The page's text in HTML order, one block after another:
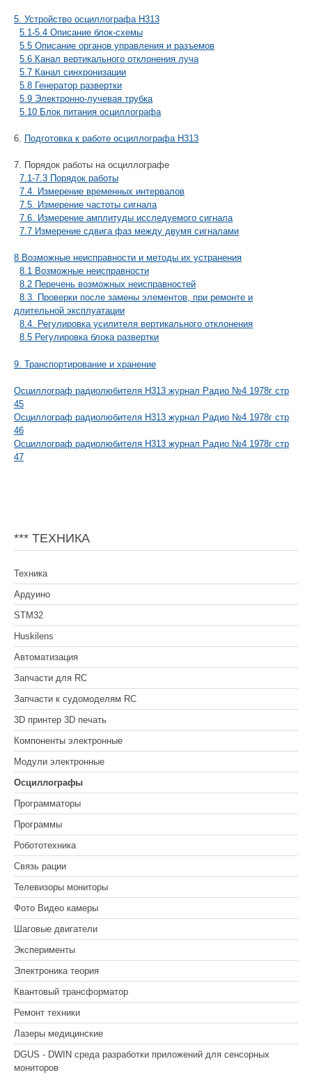
5. Устройство осциллографа Н313
5.1-5.4 Описание блок-схемы
5.5 Описание органов управления и разъемов
5.6 Канал вертикального отклонения луча
5.7 Канал синхронизации
5.8 Генератор развертки
5.9 Электронно-лучевая трубка
5.10 Блок питания осциллографа
6. Подготовка к работе осциллографа Н313
7. Порядок работы на осциллографе
7.1-7.3 Порядок работы
7.4. Измерение временных интервалов
7.5. Измерение частоты сигнала
7.6. Измерение амплитуды исследуемого сигнала
7.7 Измерение сдвига фаз между двумя сигналами
8 Возможные неисправности и методы их устранения
8.1 Возможные неисправности
8.2 Перечень возможных неисправностей
8.3. Проверки после замены элементов, при ремонте и
длительной эксплуатации
8.4. Регулировка усилителя вертикального отклонения
8.5 Регулировка блока развертки
9. Транспортирование и хранение
Осциллограф радиолюбителя Н313 журнал Радио №4 1978г стр
45
Осциллограф радиолюбителя Н313 журнал Радио №4 1978г стр
46
Осциллограф радиолюбителя Н313 журнал Радио №4 1978г стр
47
*** ТЕХНИКА
Техника
Ардуино
STM32
Huskilens
Автоматизация
Запчасти для RC
Запчасти к судомоделям RC
3D принтер 3D печать
Компоненты электронные
Модули электронные
Осциллографы
Программаторы
Программы
Робототехника
Связь рации
Телевизоры мониторы
Фото Видео камеры
Шаговые двигатели
Эксперименты
Электроника теория
Квантовый трансформатор
Ремонт техники
Лазеры медицинские
DGUS - DWIN среда разработки приложений для сенсорных
мониторов